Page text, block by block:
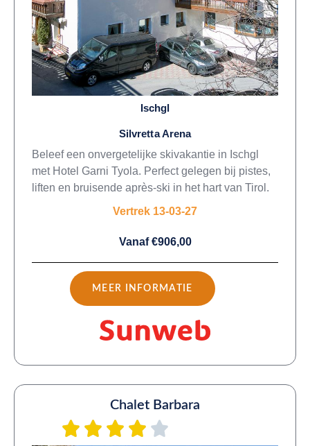
Ischgl
Silvretta Arena
Beleef een onvergetelijke skivakantie in Ischgl
met Hotel Garni Tyola. Perfect gelegen bij pistes,
liften en bruisende après-ski in het hart van Tirol.
Vertrek 13-03-27
Vanaf €906,00
MEER INFORMATIE
Chalet Barbara